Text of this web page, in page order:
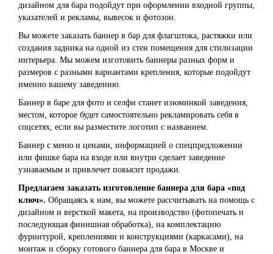
дизайном для бара подойдут при оформлении входной группы,
указателей и рекламы, вывесок и фотозон.
Вы можете заказать баннер в бар для флагштока, растяжки или
создания задника на одной из стен помещения для стилизации
интерьера. Мы можем изготовить баннеры разных форм и
размеров с разными вариантами крепления, которые подойдут
именно вашему заведению.
Баннер в баре для фото и селфи станет изюминкой заведения,
местом, которое будет самостоятельно рекламировать себя в
соцсетях, если вы разместите логотип с названием.
Баннер с меню и ценами, информацией о спецпредложении
или фишке бара на входе или внутри сделает заведение
узнаваемым и привлечет повысит продажи.
Предлагаем заказать изготовление баннера для бара «под
ключ». Обращаясь к нам, вы можете рассчитывать на помощь с
дизайном и версткой макета, на производство (фотопечать и
последующая финишная обработка), на комплектацию
фурнитурой, креплениями и конструкциями (каркасами), на
монтаж и сборку готового баннера для бара в Москве и